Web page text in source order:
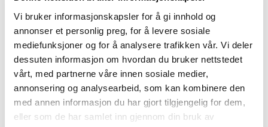
Vi bruker informasjonskapsler for å gi innhold og
annonser et personlig preg, for å levere sosiale
mediefunksjoner og for å analysere trafikken vår. Vi deler
dessuten informasjon om hvordan du bruker nettstedet
vårt, med partnerne våre innen sosiale medier,
annonsering og analysearbeid, som kan kombinere den
med annen informasjon du har gjort tilgjengelig for dem,
eller som de har samlet inn gjennom din bruk av
genießen und oft in Ruhe und
Abgeschiedenheit wandern können.
Entdecken Sie den Winter am
Hardangerfjord auf eine entspannte und
zugleich abenteuerliche Weise –
Schneeschuhwanderungen, die Stille, Natur
und gemeinsame Momente vereinen.
Siehe mehr
Aktivitäten